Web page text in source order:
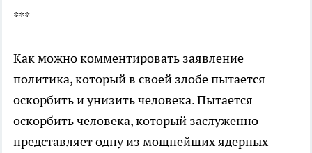
***
Как можно комментировать заявление
политика, который в своей злобе пытается
оскорбить и унизить человека. Пытается
оскорбить человека, который заслуженно
представляет одну из мощнейших ядерных